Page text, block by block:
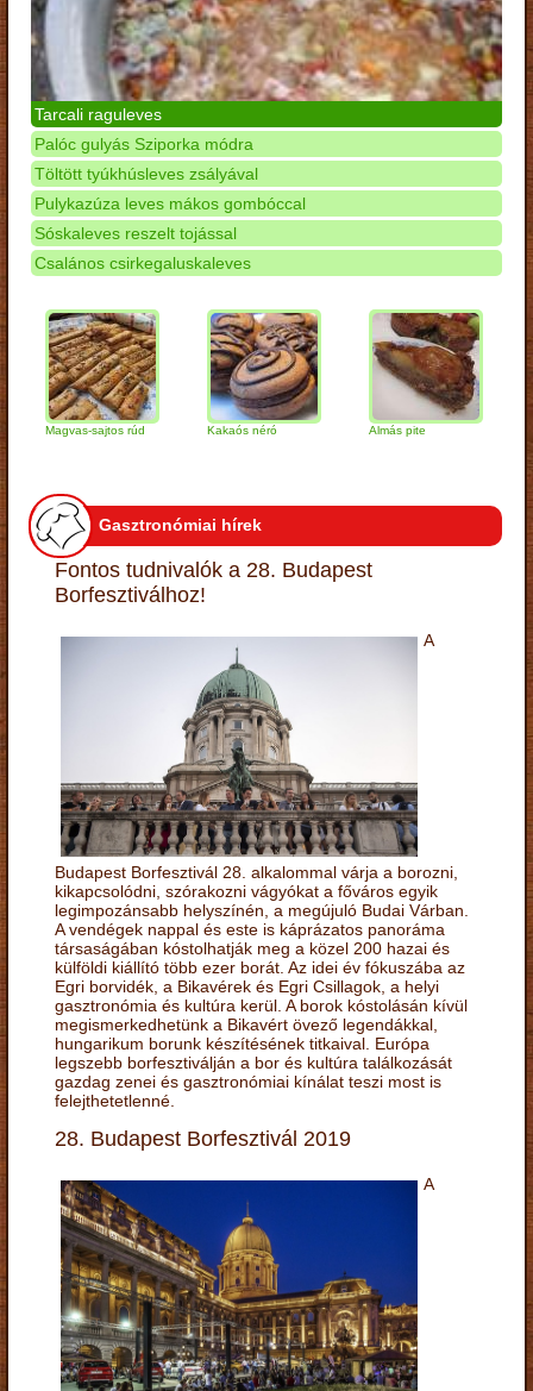
Tarcali raguleves
Palóc gulyás Sziporka módra
Töltött tyúkhúsleves zsályával
Pulykazúza leves mákos gombóccal
Sóskaleves reszelt tojással
Csalános csirkegaluskaleves
Magvas-sajtos rúd Kakaós néró Almás pite
Gasztronómiai hírek
Fontos tudnivalók a 28. Budapest
Borfesztiválhoz!
A
Budapest Borfesztivál 28. alkalommal várja a borozni,
kikapcsolódni, szórakozni vágyókat a főváros egyik
legimpozánsabb helyszínén, a megújuló Budai Várban.
A vendégek nappal és este is káprázatos panoráma
társaságában kóstolhatják meg a közel 200 hazai és
külföldi kiállító több ezer borát. Az idei év fókuszába az
Egri borvidék, a Bikavérek és Egri Csillagok, a helyi
gasztronómia és kultúra kerül. A borok kóstolásán kívül
megismerkedhetünk a Bikavért övező legendákkal,
hungarikum borunk készítésének titkaival. Európa
legszebb borfesztiválján a bor és kultúra találkozását
gazdag zenei és gasztronómiai kínálat teszi most is
felejthetetlenné.
28. Budapest Borfesztivál 2019
A